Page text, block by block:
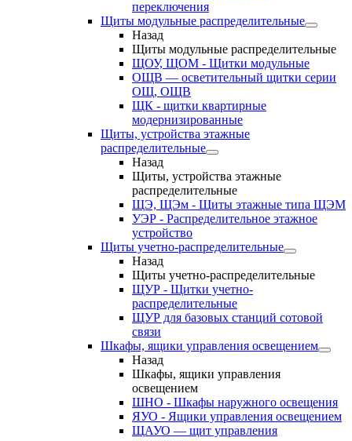
переключения
Щиты модульные распределительные
Назад
Щиты модульные распределительные
ЩОУ, ЩОМ - Щитки модульные
ОЩВ — осветительный щитки серии
ОЩ, ОЩВ
ЩК - щитки квартирные
модернизированные
Щиты, устройства этажные
распределительные
Назад
Щиты, устройства этажные
распределительные
ЩЭ, ЩЭм - Щиты этажные типа ЩЭМ
УЭР - Распределительное этажное
устройство
Щиты учетно-распределительные
Назад
Щиты учетно-распределительные
ЩУР - Щитки учетно-
распределительные
ЩУР для базовых станций сотовой
связи
Шкафы, ящики управления освещением
Назад
Шкафы, ящики управления
освещением
ШНО - Шкафы наружного освещения
ЯУО - Ящики управления освещением
ЩАУО — щит управления